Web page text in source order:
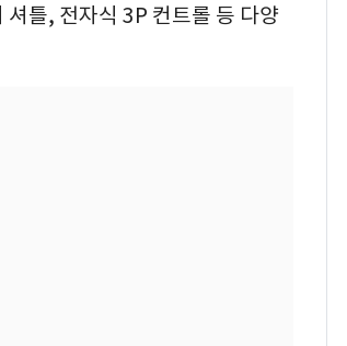
틀, 전자식 3P 컨트롤 등 다양